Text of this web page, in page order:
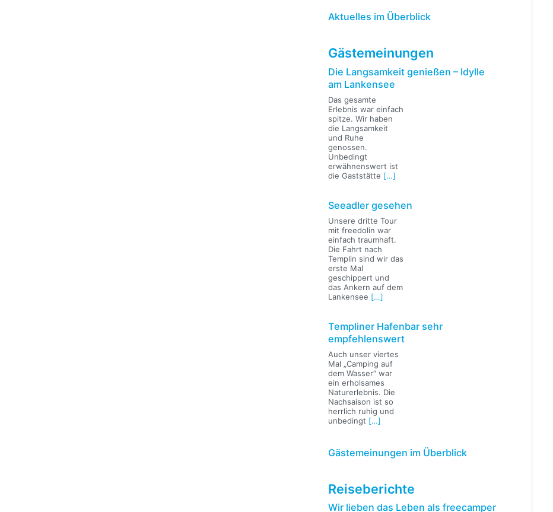
Aktuelles im Überblick
Gästemeinungen
Die Langsamkeit genießen – Idylle
am Lankensee
Das gesamte
Erlebnis war einfach
spitze. Wir haben
die Langsamkeit
und Ruhe
genossen.
Unbedingt
erwähnenswert ist
die Gaststätte […]
Seeadler gesehen
Unsere dritte Tour
mit freedolin war
einfach traumhaft.
Die Fahrt nach
Templin sind wir das
erste Mal
geschippert und
das Ankern auf dem
Lankensee […]
Templiner Hafenbar sehr
empfehlenswert
Auch unser viertes
Mal „Camping auf
dem Wasser“ war
ein erholsames
Naturerlebnis. Die
Nachsaison ist so
herrlich ruhig und
unbedingt […]
Gästemeinungen im Überblick
Reiseberichte
Wir lieben das Leben als freecamper